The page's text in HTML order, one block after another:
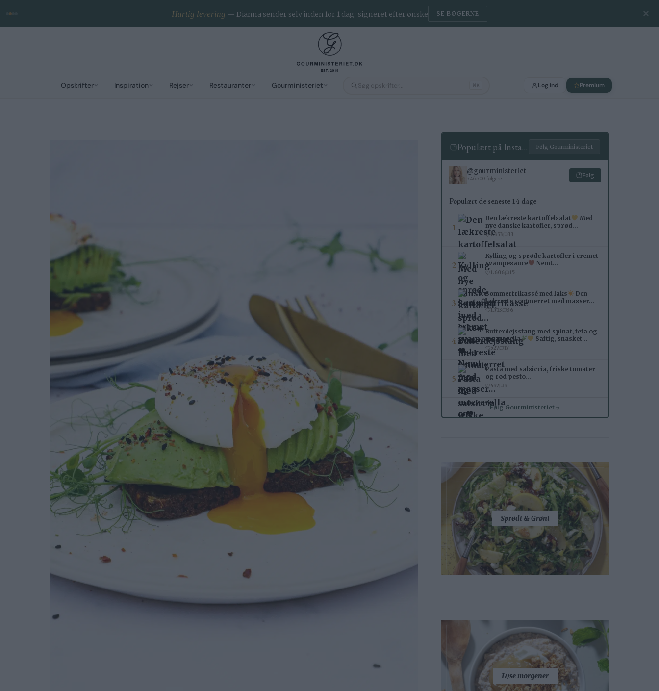
Opskrifter Inspiration Rejser Restauranter Gourministeriet ⌘K Log ind Premium
Hurtig levering — Dianna sender selv inden for 1 dag · signeret efter ønske SE BØGERNE ✕
Populært på Instagram Følg Gourministeriet
@gourministeriet
346.300 følgere
Følg
Populært de seneste 14 dage
1
Den lækreste kartoffelsalat
Med
nye danske kartofler, sprød…
1.353 33
2
Kylling og sprøde kartofler i cremet
svampesauce
Nemt…
1.606 15
3
Sommerfrikassé med laks
Den
lækreste sommerret med masser…
1.713 36
4
Butterdejsstang med spinat, feta og
mozzarella
Saftig, snasket…
527 17
5
Pasta med salsiccia, friske tomater
og rød pesto…
437 3
Følg Gourministeriet
Sprødt & Grønt
Lyse morgener